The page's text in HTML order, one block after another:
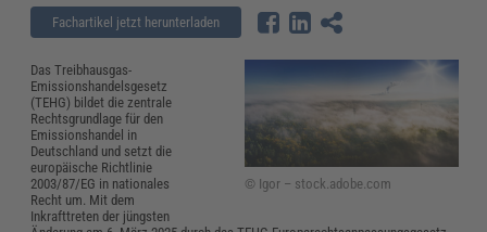
Fachartikel jetzt herunterladen
© Igor – stock.adobe.com
Das Treibhausgas-
Emissionshandelsgesetz
(TEHG) bildet die zentrale
Rechtsgrundlage für den
Emissionshandel in
Deutschland und setzt die
europäische Richtlinie
2003/87/EG in nationales
Recht um. Mit dem
Inkrafttreten der jüngsten